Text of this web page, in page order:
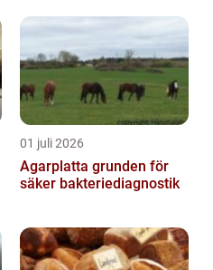
01 juli 2026
Agarplatta grunden för
säker bakteriediagnostik